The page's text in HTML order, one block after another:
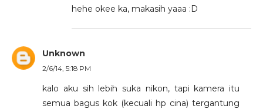
hehe okee ka, makasih yaaa :D
Unknown
2/6/14, 5:18 PM
kalo aku sih lebih suka nikon, tapi kamera itu
semua bagus kok (kecuali hp cina) tergantung